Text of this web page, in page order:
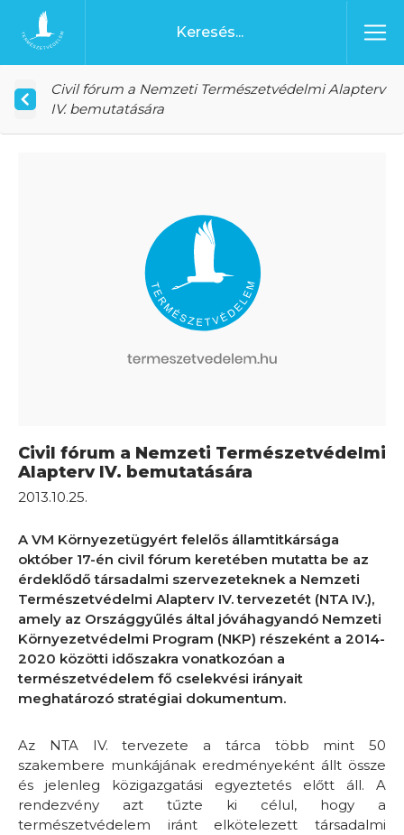
Ugrás a tartalomhoz
Főoldal
Civil fórum a Nemzeti Természetvédelmi Alapterv
IV. bemutatására
Civil fórum a Nemzeti Természetvédelmi
Alapterv IV. bemutatására
2013.10.25.
A VM Környezetügyért felelős államtitkársága
október 17-én civil fórum keretében mutatta be az
érdeklődő társadalmi szervezeteknek a Nemzeti
Természetvédelmi Alapterv IV. tervezetét (NTA IV.),
amely az Országgyűlés által jóváhagyandó Nemzeti
Környezetvédelmi Program (NKP) részeként a 2014-
2020 közötti időszakra vonatkozóan a
természetvédelem fő cselekvési irányait
meghatározó stratégiai dokumentum.
Az NTA IV. tervezete a tárca több mint 50
szakembere munkájának eredményeként állt össze
és jelenleg közigazgatási egyeztetés előtt áll. A
rendezvény azt tűzte ki célul, hogy a
természetvédelem iránt elkötelezett társadalmi